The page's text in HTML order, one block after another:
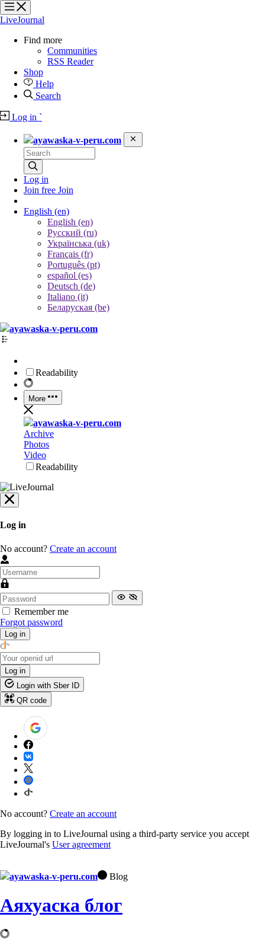
?
?
?
?
LiveJournal
Find more
Communities
RSS Reader
Shop
Help
Search
Log in `
ayawaska-v-peru.com
Log in
Join free Join
English (en)
English (en)
Русский (ru)
Українська (uk)
Français (fr)
Português (pt)
español (es)
Deutsch (de)
Italiano (it)
Беларуская (be)
ayawaska-v-peru.com
Readability
More
ayawaska-v-peru.com
Archive
Photos
Video
Readability
Log in
No account? Create an account
Remember me
Forgot password
Log in
Log in
Login with Sber ID
QR code
No account? Create an account
By logging in to LiveJournal using a third-party service you accept
LiveJournal's User agreement
ayawaska-v-peru.com Blog
Аяхуаска блог